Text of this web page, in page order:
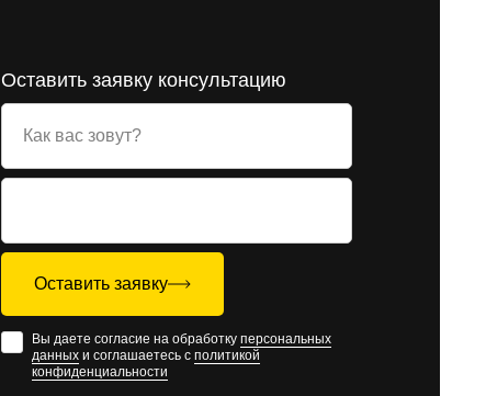
Оставить заявку консультацию
Как вас зовут?
Оставить заявку
Вы даете согласие на обработку персональных
данных и соглашаетесь с политикой
конфиденциальности